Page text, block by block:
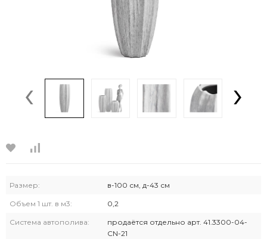
‹ ›
Размер: в-100 см, д-43 см
Объем 1 шт. в м3: 0,2
Система автополива:
продаётся отдельно арт. 41.3300-04-
CN-21